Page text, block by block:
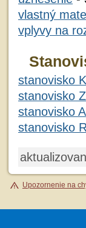
vlastný
vplyvy na
stanovisko
stanovisko
stanovisko
stanovisko
Upozornenie na